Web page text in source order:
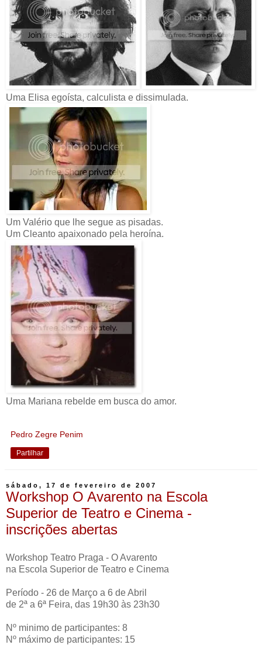
Uma Elisa egoísta, calculista e dissimulada.
Um Valério que lhe segue as pisadas.
Um Cleanto apaixonado pela heroína.
Uma Mariana rebelde em busca do amor.
Pedro Zegre Penim
Partilhar
sábado, 17 de fevereiro de 2007
Workshop O Avarento na Escola
Superior de Teatro e Cinema -
inscrições abertas
Workshop Teatro Praga - O Avarento
na Escola Superior de Teatro e Cinema
Período - 26 de Março a 6 de Abril
de 2ª a 6ª Feira, das 19h30 às 23h30
Nº minimo de participantes: 8
Nº máximo de participantes: 15